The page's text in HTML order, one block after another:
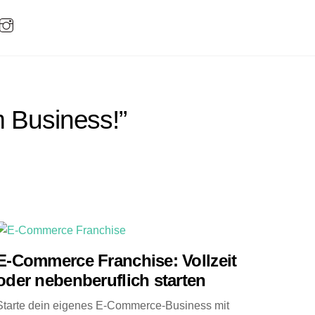
Commerce Franchise: Vollzeit
nebenberuflich starten
dein eigenes E-Commerce-Business mit